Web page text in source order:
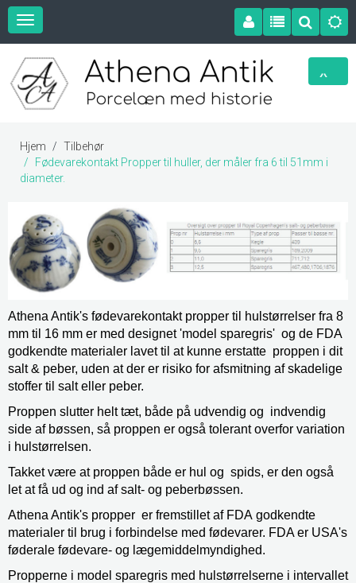
Hjem
Tilbehør
Fødevarekontakt Propper til huller, der måler fra 6 til 51mm i
diameter.
Athena Antik's fødevarekontakt propper til hulstørrelser fra 8
mm til 16 mm er med designet 'model sparegris' og de FDA
godkendte materialer lavet til at kunne erstatte proppen i dit
salt & peber, uden at der er risiko for afsmitning af skadelige
stoffer til salt eller peber.
Proppen slutter helt tæt, både på udvendig og indvendig
side af bøssen, så proppen er også tolerant overfor variation
i hulstørrelsen.
Takket være at proppen både er hul og spids, er den også
let at få ud og ind af salt- og peberbøssen.
Athena Antik's propper er fremstillet af FDA godkendte
materialer til brug i forbindelse med fødevarer. FDA er USA's
føderale fødevare- og lægemiddelmyndighed.
Propperne i model sparegris med hulstørrelserne i intervallet